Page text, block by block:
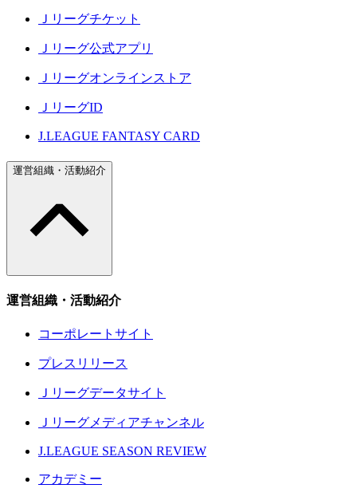
Ｊリーグチケット
Ｊリーグ公式アプリ
Ｊリーグオンラインストア
ＪリーグID
J.LEAGUE FANTASY CARD
運営組織・活動紹介
運営組織・活動紹介
コーポレートサイト
プレスリリース
Ｊリーグデータサイト
Ｊリーグメディアチャンネル
J.LEAGUE SEASON REVIEW
アカデミー